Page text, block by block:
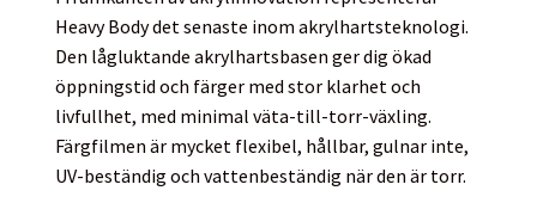
Heavy Body det senaste inom akrylhartsteknologi.
Den lågluktande akrylhartsbasen ger dig ökad
öppningstid och färger med stor klarhet och
livfullhet, med minimal väta-till-torr-växling.
Färgfilmen är mycket flexibel, hållbar, gulnar inte,
UV-beständig och vattenbeständig när den är torr.